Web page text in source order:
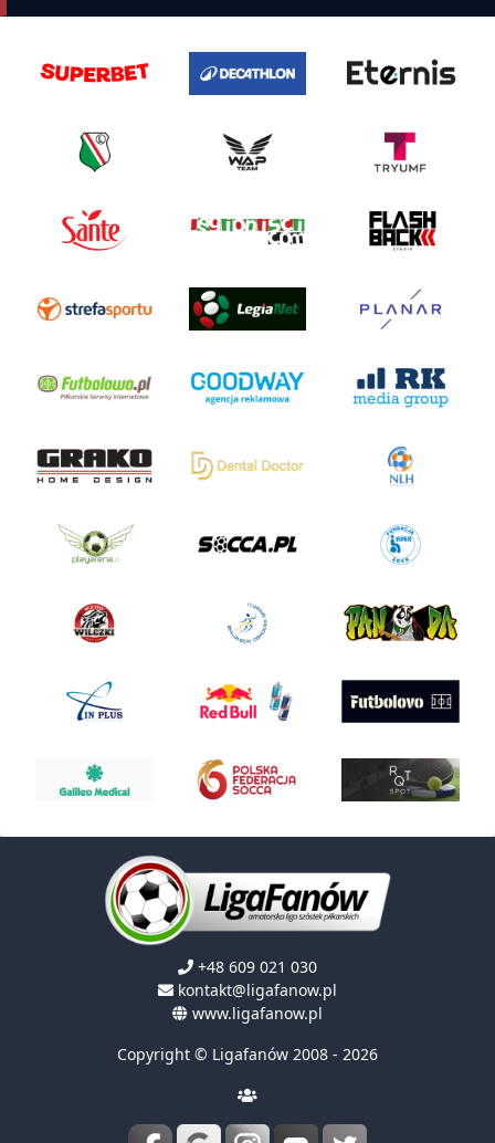
+48 609 021 030
kontakt@ligafanow.pl
www.ligafanow.pl
Copyright © Ligafanów 2008 - 2026